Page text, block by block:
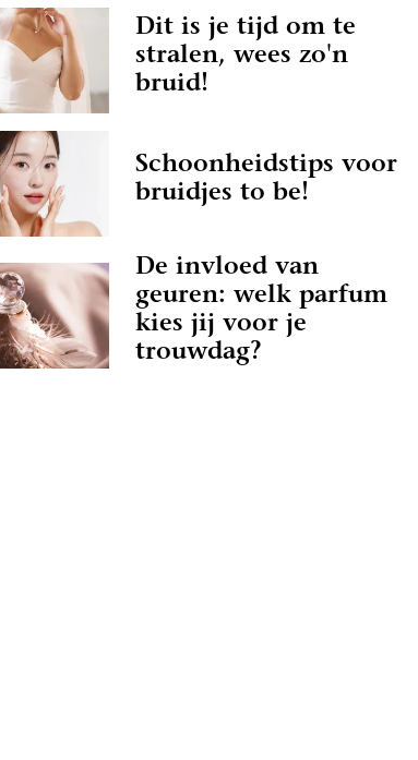
staan. Indien deze al beoordeeld
ook nieuwe professionals op
wel aan jullie om de eerste
van zijn dat je een geweldige ervaring
in Asten op onze website. Het
die als missie hebben om jullie een
in Asten
aan toe om een
te contacteren? Helemaal geen
lekker inspireren door de leuke
in Asten.
kan met de professional in Asten,
belangrijk. Als je geen goed gevoel
klikt gewoon net even niet helemaal
Dit is je tijd om te
stralen, wees zo'n
bruid!
Schoonheidstips voor
bruidjes to be!
De invloed van
geuren: welk parfum
kies jij voor je
trouwdag?